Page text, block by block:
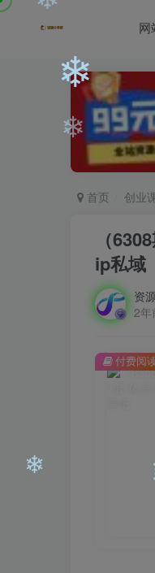
网
首页 创业
（
ip私域
资
2年
付费阅
❄